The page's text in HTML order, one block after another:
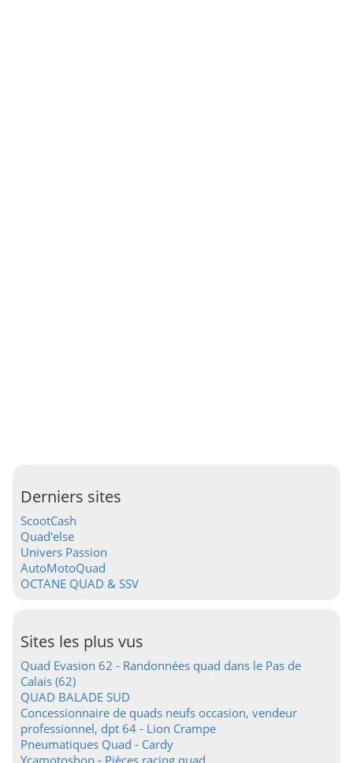
Derniers sites
ScootCash
Quad'else
Univers Passion
AutoMotoQuad
OCTANE QUAD & SSV
Sites les plus vus
Quad Evasion 62 - Randonnées quad dans le Pas de
Calais (62)
QUAD BALADE SUD
Concessionnaire de quads neufs occasion, vendeur
professionnel, dpt 64 - Lion Crampe
Pneumatiques Quad - Cardy
Ycamotoshop - Pièces racing quad